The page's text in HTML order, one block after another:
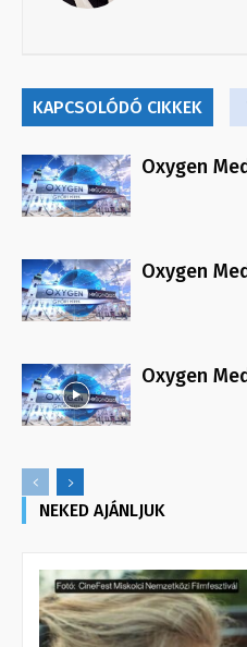
KAPCSOLÓDÓ CIKKEK
Oxygen
Oxygen
Oxygen
NEKED AJÁNLJUK